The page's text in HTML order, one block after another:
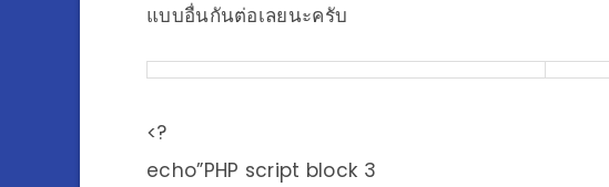
แบบอื่นกันต่อเลยนะครับ
<?
echo”PHP script block 3